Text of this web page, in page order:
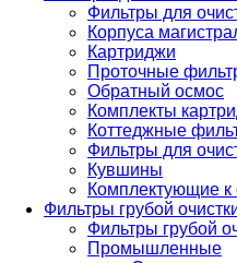
Фильтры для
Корпуса
Картриджи
Проточные
Обратный осмос
Комплекты
Коттеджные
Фильтры для
Кувшины
Комплектующие к
Фильтры грубой
Фильтры грубой
Промышленные